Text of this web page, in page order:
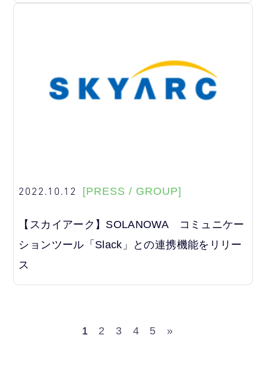
2022.10.12 [PRESS / GROUP]
【スカイアーク】SOLANOWA コミュニケー
ションツール「Slack」との連携機能をリリー
ス
1 2 3 4 5 »